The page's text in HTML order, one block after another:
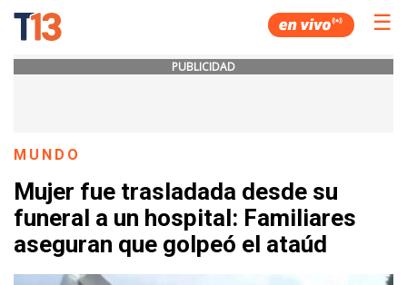
☰
PUBLICIDAD
MUNDO
Mujer fue trasladada desde su
funeral a un hospital: Familiares
aseguran que golpeó el ataúd